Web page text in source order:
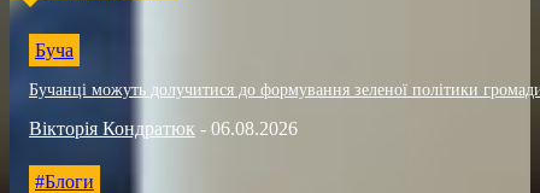
Буча
Бучанці можуть долучитися до формування зеленої політики
Вікторія Кондратюк - 06.08.2026
#Блоги